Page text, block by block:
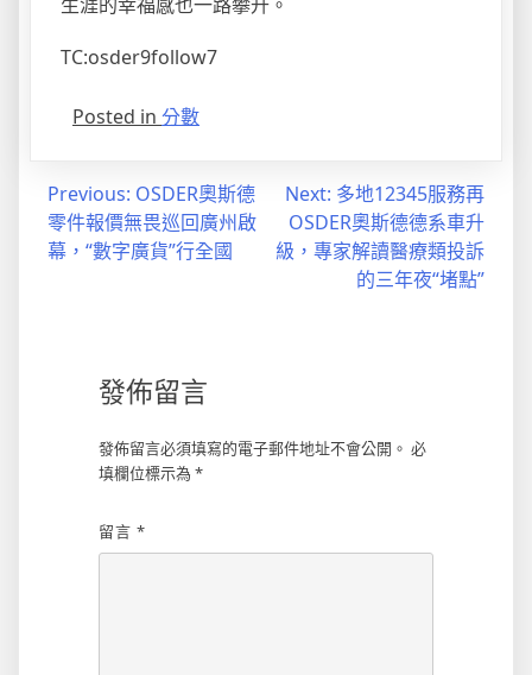
TC:osder9follow7
Posted in 分數
Previous: OSDER奧斯德
零件報價無畏巡回廣州啟
幕，“數字廣貨”行全國
Next: 多地12345服務再
OSDER奧斯德德系車升
級，專家解讀醫療類投訴
的三年夜“堵點”
發佈留言
發佈留言必須填寫的電子郵件地址不會公開。 必
填欄位標示為 *
留言 *